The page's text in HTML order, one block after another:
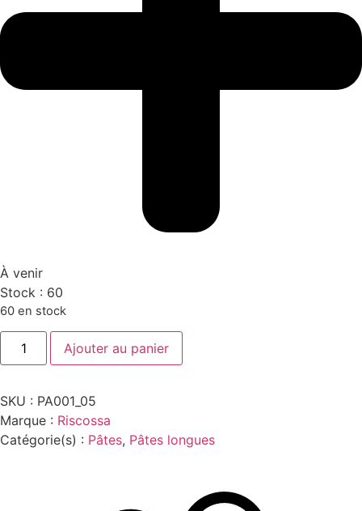
À venir
Stock : 60
60 en stock
quantité
VERMICELLONI
Ajouter au panier
SKU : PA001_05
Marque : Riscossa
Catégorie(s) : Pâtes, Pâtes longues